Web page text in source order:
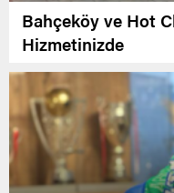
Bahçeköy ve Hot
Hizmetinizde